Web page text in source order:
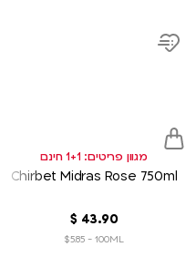
Add
מגוון פריטים: 1+1 חינם
Chirbet Midras Rose 750ml
43.90
$
$5.85 - 100ML